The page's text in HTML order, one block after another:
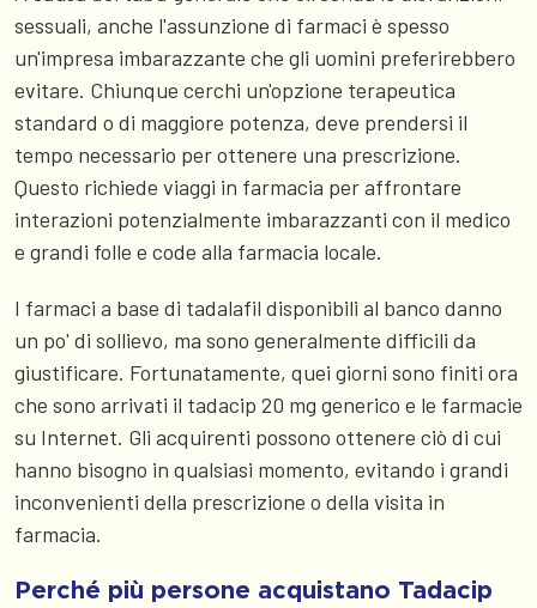
sessuali, anche l'assunzione di farmaci è spesso
un'impresa imbarazzante che gli uomini preferirebbero
evitare. Chiunque cerchi un'opzione terapeutica
standard o di maggiore potenza, deve prendersi il
tempo necessario per ottenere una prescrizione.
Questo richiede viaggi in farmacia per affrontare
interazioni potenzialmente imbarazzanti con il medico
e grandi folle e code alla farmacia locale.
I farmaci a base di tadalafil disponibili al banco danno
un po' di sollievo, ma sono generalmente difficili da
giustificare. Fortunatamente, quei giorni sono finiti ora
che sono arrivati il tadacip 20 mg generico e le farmacie
su Internet. Gli acquirenti possono ottenere ciò di cui
hanno bisogno in qualsiasi momento, evitando i grandi
inconvenienti della prescrizione o della visita in
farmacia.
Perché più persone acquistano Tadacip